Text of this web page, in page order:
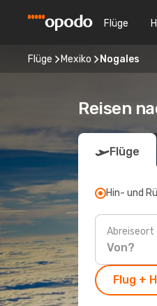
Flüge
Flüge Mexiko Nogales
Reisen
Flüge
Hin- und
Abreiseort
Flug +